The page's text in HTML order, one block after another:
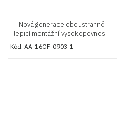
Nová generace oboustranně
lepicí montážní vysokopevností
pěnové pásky pro náročné spoje
Kód: AA-16GF-0903-1